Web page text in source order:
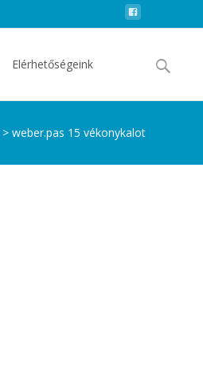
Elérhetőségeink
Search
> weber.pas 15 vékonykalot